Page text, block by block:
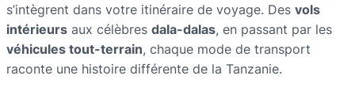
s’intègrent dans votre itinéraire de voyage. Des vols
intérieurs aux célèbres dala-dalas, en passant par les
véhicules tout-terrain, chaque mode de transport
raconte une histoire différente de la Tanzanie.